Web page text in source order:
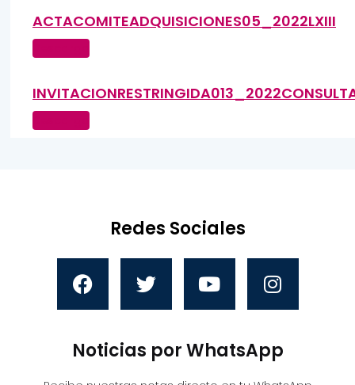
ACTACOMITEADQUISICIONES05_2022LXIII
Redes Sociales
Noticias por WhatsApp